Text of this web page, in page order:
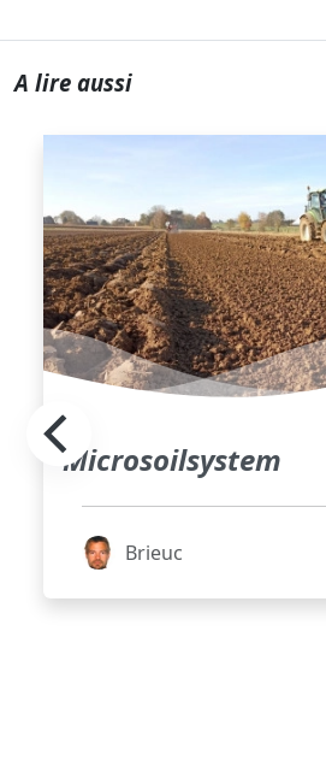
A lire aussi
Microsoilsystem
Brieuc